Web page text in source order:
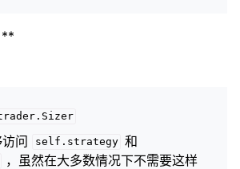
问 self.strategy 和
，虽然在大多数情况下不需要这样